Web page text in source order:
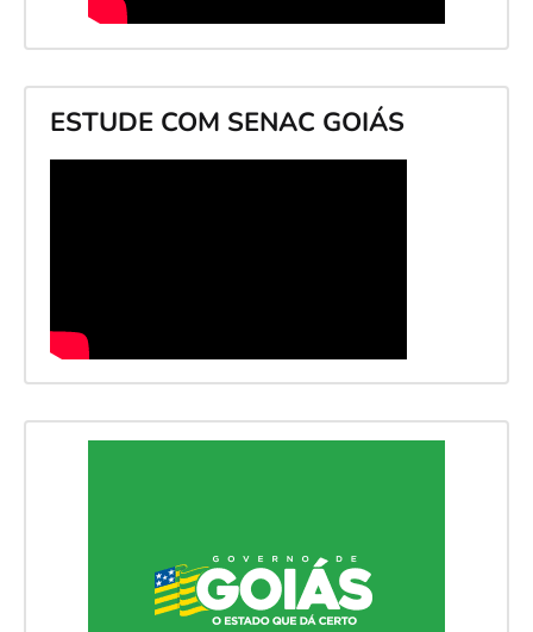
ESTUDE COM SENAC GOIÁS